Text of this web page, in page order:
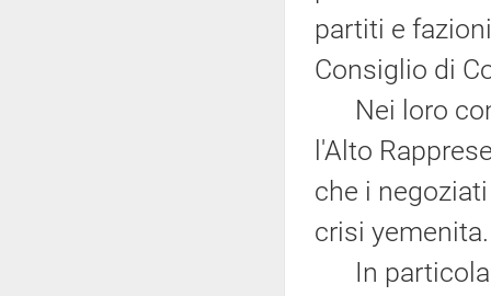
partiti e
Consiglio di
Nei loro
l'Alto
che i
crisi yemenita.
In